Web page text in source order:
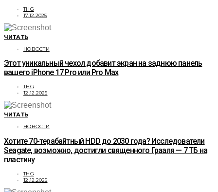
THG
17.12.2025
ЧИТАТЬ
НОВОСТИ
Этот уникальный чехол добавит экран на заднюю панель
вашего iPhone 17 Pro или Pro Max
THG
12.12.2025
ЧИТАТЬ
НОВОСТИ
Хотите 70-терабайтный HDD до 2030 года? Исследователи
Seagate, возможно, достигли священного Грааля — 7 ТБ на
пластину
THG
12.12.2025